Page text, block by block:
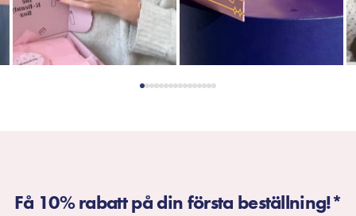
Få 10% rabatt på din första beställning!*